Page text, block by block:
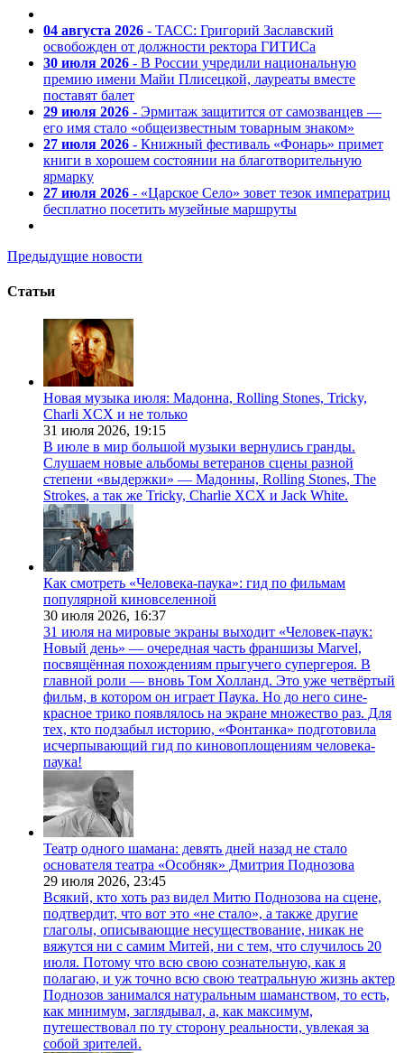
04 августа 2026 - ТАСС: Григорий Заславский
освобожден от должности ректора ГИТИСа
30 июля 2026 - В России учредили национальную
премию имени Майи Плисецкой, лауреаты вместе
поставят балет
29 июля 2026 - Эрмитаж защитится от самозванцев —
его имя стало «общеизвестным товарным знаком»
27 июля 2026 - Книжный фестиваль «Фонарь» примет
книги в хорошем состоянии на благотворительную
ярмарку
27 июля 2026 - «Царское Село» зовет тезок императриц
бесплатно посетить музейные маршруты
Предыдущие новости
Статьи
Новая музыка июля: Мадонна, Rolling Stones, Tricky,
Charli XCX и не только
31 июля 2026, 19:15
В июле в мир большой музыки вернулись гранды.
Слушаем новые альбомы ветеранов сцены разной
степени «выдержки» — Мадонны, Rolling Stones, The
Strokes, а так же Tricky, Charlie XCX и Jack White.
Как смотреть «Человека-паука»: гид по фильмам
популярной киновселенной
30 июля 2026, 16:37
31 июля на мировые экраны выходит «Человек-паук:
Новый день» — очередная часть франшизы Marvel,
посвящённая похождениям прыгучего супергероя. В
главной роли — вновь Том Холланд. Это уже четвёртый
фильм, в котором он играет Паука. Но до него сине-
красное трико появлялось на экране множество раз. Для
тех, кто подзабыл историю, «Фонтанка» подготовила
исчерпывающий гид по киновоплощениям человека-
паука!
Театр одного шамана: девять дней назад не стало
основателя театра «Особняк» Дмитрия Поднозова
29 июля 2026, 23:45
Всякий, кто хоть раз видел Митю Поднозова на сцене,
подтвердит, что вот это «не стало», а также другие
глаголы, описывающие несуществование, никак не
вяжутся ни с самим Митей, ни с тем, что случилось 20
июля. Потому что всю свою сознательную, как я
полагаю, и уж точно всю свою театральную жизнь актер
Поднозов занимался натуральным шаманством, то есть,
как минимум, заглядывал, а, как максимум,
путешествовал по ту сторону реальности, увлекая за
собой зрителей.